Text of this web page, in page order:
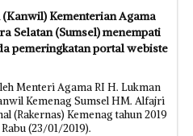
Kementerian Agama
Selatan (Sumsel) menempati
pemeringkatan portal webiste
Menteri Agama RI H. Lukman
Kemenag Sumsel HM. Alfajri
(Rakernas) Kemenag tahun 2019
(23/01/2019).